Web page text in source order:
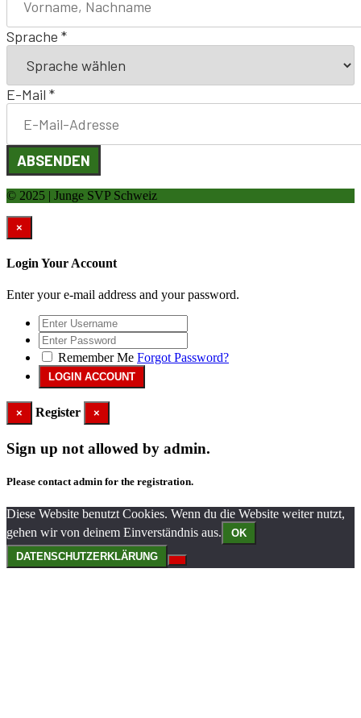
Sprache *
E-Mail *
ABSENDEN
© 2025 | Junge SVP Schweiz
×
Login Your Account
Enter your e-mail address and your password.
Remember Me Forgot Password?
× Register ×
Sign up not allowed by admin.
Please contact admin for the registration.
Diese Website benutzt Cookies. Wenn du die Website weiter nutzt,
gehen wir von deinem Einverständnis aus.
OK
DATENSCHUTZERKLÄRUNG